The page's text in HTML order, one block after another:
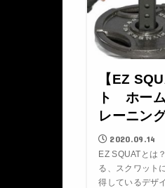
【EZ
ト ホー
レーニン
2020.09.14
EZ SQUATとは
る、スクワット
得しているデザ